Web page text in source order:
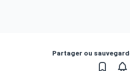
Partager ou